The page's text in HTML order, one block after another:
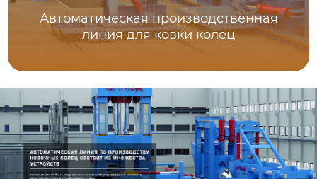
Автоматическая производственная
линия для ковки колец